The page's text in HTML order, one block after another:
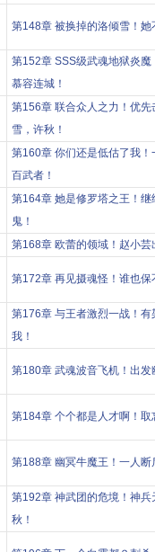
第148章 被换掉的洛倾雪！她
第152章 SSS级武魂地狱炎魔
慕容连城！
第156章 联合众人之力！优先
雪，许秋！
第160章 你们还是低估了我！
百武者！
第164章 她是修罗塔之王！继
鬼！
第168章 欧蕾的领域！赵小芸
第172章 再见摄魂怪！谁也保
第176章 与王者激烈一战！有
我！
第180章 武魂波音飞机！出发
第184章 个个都是人才啊！取
第188章 幽冥牛魔王！一人断
第192章 神武团的危境！神兵
秋！